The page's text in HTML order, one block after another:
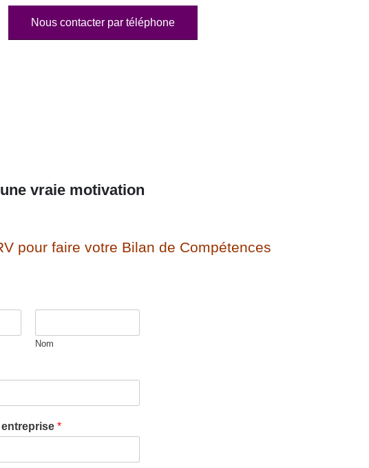
Nous contacter par téléphone
vraie motivation
pour faire votre Bilan de Compétences
Nom
*